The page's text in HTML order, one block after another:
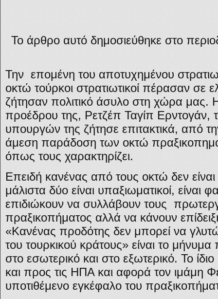
Το άρθρο αυτό δημοσιεύθηκε στο
Την επομένη του αποτυχημένου
οκτώ τούρκοι στρατιωτικοί πέρασαν σε
ζήτησαν πολιτικό άσυλο στη χώρα μας.
προέδρου της, Ρετζέπ Ταγίπ
υπουργών της ζήτησε επιτακτικά, από
άμεση παράδοση των οκτώ
όπως τους χαρακτηρίζει.
Επειδή κανένας από τους οκτώ δεν
μάλιστα δύο είναι υπαξιωματικοί, είναι
επιδιώκουν να συλλάβουν τους
πραξικοπήματος αλλά να κάνουν
«Κανένας προδότης δεν μπορεί να
του τουρκικού κράτους» είναι το
στο εσωτερικό και στο εξωτερικό. Το
και προς τις ΗΠΑ και αφορά τον ιμάμη
υποτιθέμενο εγκέφαλο του